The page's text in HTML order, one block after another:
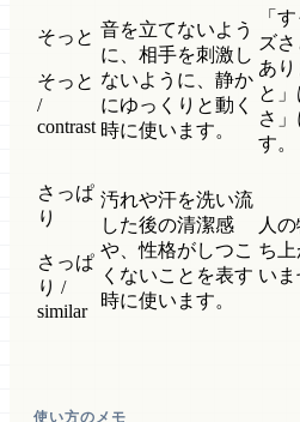
そっと
そっと
/
contrast
音を立てないよう
に、相手を刺激し
ないように、静か
にゆっくりと動く
時に使います。
「
ズ
あ
と
さ
す。
さっぱ
り
さっぱ
り /
similar
汚れや汗を洗い流
した後の清潔感
や、性格がしつこ
くないことを表す
時に使います。
人
ち
いま
使い方のメモ